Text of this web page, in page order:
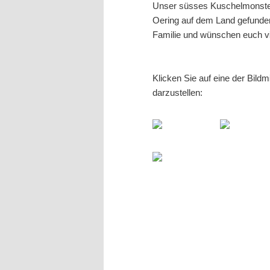
Unser süsses
Oering auf dem Land
Familie und wünschen euch
Klicken Sie auf eine der
darzustellen: